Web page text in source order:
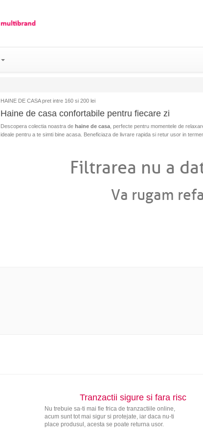
HAINE DE CASA pret intre 160 si 200 lei
Haine de casa confortabile pentru fiecare zi
Descopera colectia noastra de haine de casa , perfecte pentru momentele de
ideale pentru a te simti bine acasa. Beneficiaza de livrare rapida si retur usor in
Filtrarea nu a
Va rugam
Tranzactii sigure si fara risc
Nu trebuie sa-ti mai fie frica de tranzactiile online,
acum sunt tot mai sigur si protejate, iar daca nu-ti
place produsul, acesta se poate returna usor.